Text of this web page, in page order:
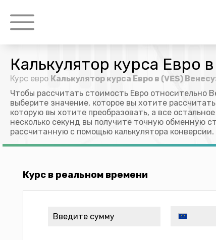
Калькулятор курса Евро
Курс евро Калькулятор курса Евро в (VES)
Чтобы рассчитать стоимость Евро относительно
выберите значение, которое вы хотите
которую вы хотите преобразовать, а все
несколько секунд вы получите точную обменную
рассчитанную с помощью калькулятора конверсии.
Курс в реальном времени